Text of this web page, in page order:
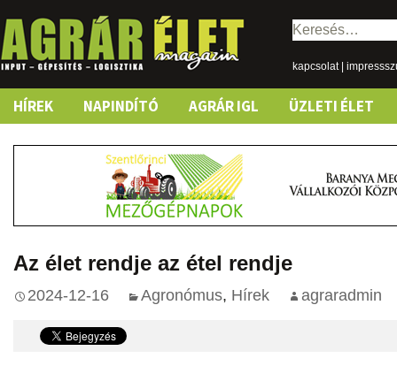
Keresés:
kapcsolat|
Skip
content
HÍREK NAPINDÍTÓ AGRÁR IGL ÜZLETI ÉLET
Az élet rendje az étel rendje
2024-12-16 Agronómus, Hírek agraradmin